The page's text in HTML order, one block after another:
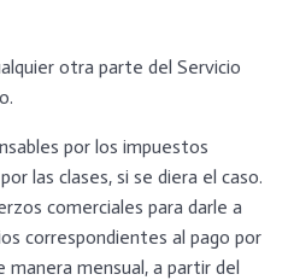
otra parte del Servicio
por los impuestos
las clases, si se diera el caso.
comerciales para darle a
correspondientes al pago por
mensual, a partir del